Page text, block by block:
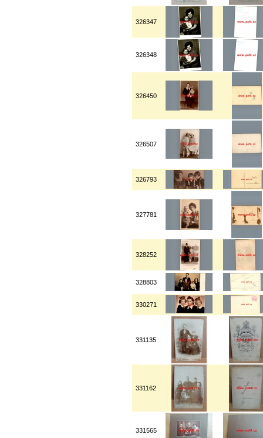
326347
326348
326450
326507
326793
327781
328252
328803
330271
331135
331162
331565